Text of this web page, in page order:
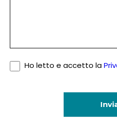
Ho letto e accetto la